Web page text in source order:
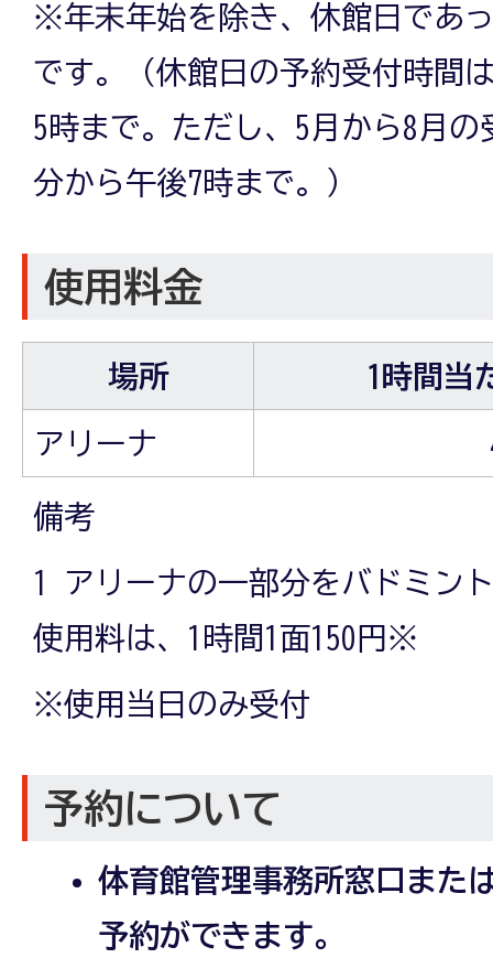
※年末年始を除き、休館日であ
です。（休館日の予約受付時間
5時まで。ただし、5月から8月の
分から午後7時まで。）
使用料金
場所 1時間当
アリーナ
備考
1 アリーナの一部分をバドミン
使用料は、1時間1面150円※
※使用当日のみ受付
予約について
体育館管理事務所窓口また
予約ができます。